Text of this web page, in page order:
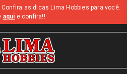
Confira as dicas Lima Hobbies para você.
aqui e confira!!